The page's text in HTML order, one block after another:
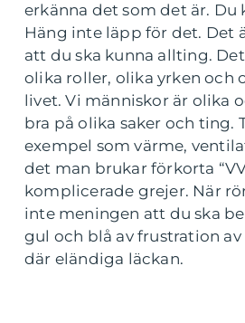
erkänna det som det är. Du
Häng inte läpp för det. Det
att du ska kunna allting.
olika roller, olika yrken och
livet. Vi människor är olika
bra på olika saker och ting.
exempel som värme,
det man brukar förkorta
komplicerade grejer. När
inte meningen att du ska
gul och blå av frustration
där eländiga läckan.